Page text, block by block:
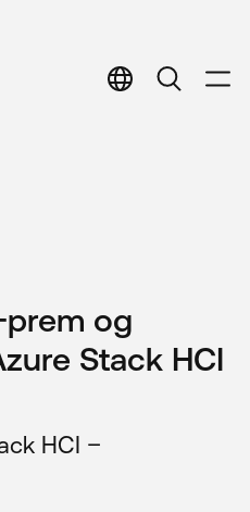
og
Stack HCI
HCI –